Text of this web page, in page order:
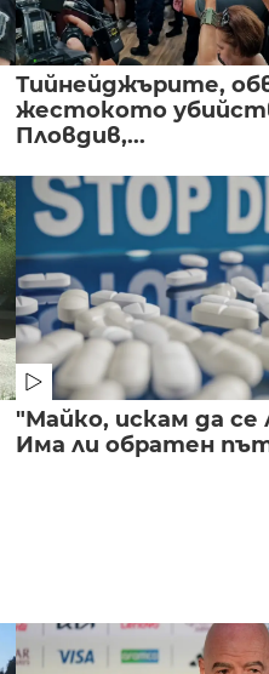
Тийнейджърите,
жестокото
Пловдив,...
"Майко, искам да се
Има ли обратен